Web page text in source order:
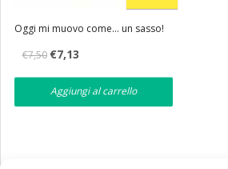
Oggi mi muovo come… un sasso!
€7,50 Il
prezzo
originale
era:
€7,13Il
attuale
è:
Aggiungi al carrello